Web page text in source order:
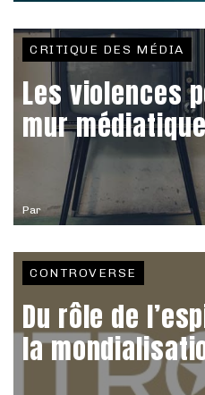
Par
CRITIQUE DES MÉDIA
Les violences
mur médiatique
CONTROVERSE
Du rôle de
la